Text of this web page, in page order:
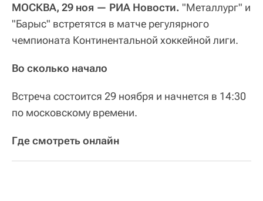
МОСКВА, 29 ноя — РИА Новости. "Металлург" и
"Барыс" встретятся в матче регулярного
чемпионата Континентальной хоккейной лиги.
Во сколько начало
Встреча состоится 29 ноября и начнется в 14:30
по московскому времени.
Где смотреть онлайн